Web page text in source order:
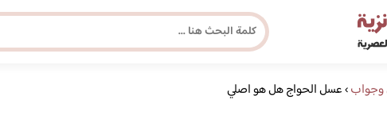
مجلة برونزية للفتاة العصرية وجواب›عسل الحواج هل هو اصلي